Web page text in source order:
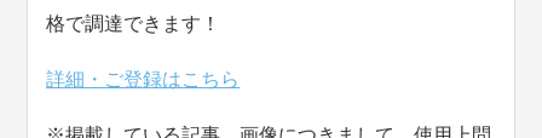
格で調達できます！
詳細・ご登録はこちら